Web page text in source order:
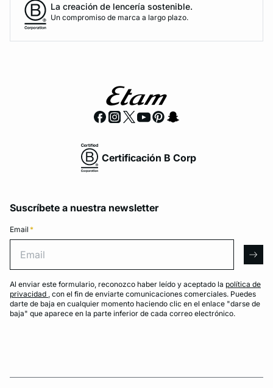
La creación de lencería sostenible.
Un compromiso de marca a largo plazo.
Certificación B Corp
Suscríbete a nuestra newsletter
Email *
Al enviar este formulario, reconozco haber leído y aceptado la política de
privacidad , con el fin de enviarte comunicaciones comerciales. Puedes
darte de baja en cualquier momento haciendo clic en el enlace "darse de
baja" que aparece en la parte inferior de cada correo electrónico.